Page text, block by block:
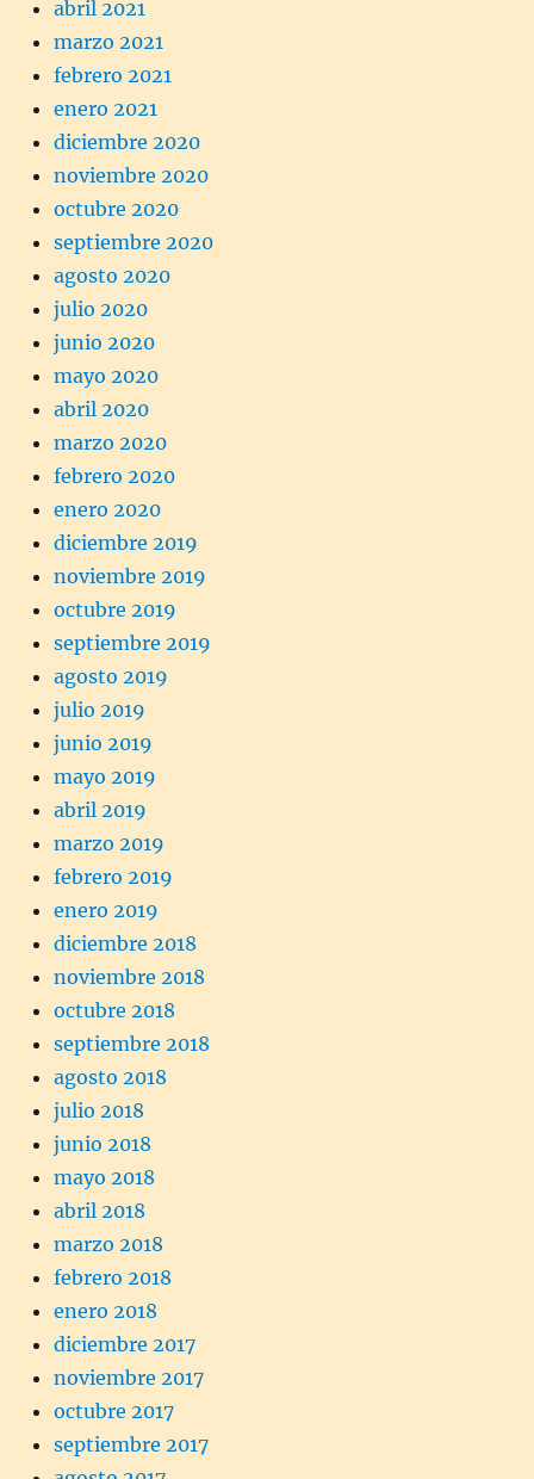
abril 2021
marzo 2021
febrero 2021
enero 2021
diciembre 2020
noviembre 2020
octubre 2020
septiembre 2020
agosto 2020
julio 2020
junio 2020
mayo 2020
abril 2020
marzo 2020
febrero 2020
enero 2020
diciembre 2019
noviembre 2019
octubre 2019
septiembre 2019
agosto 2019
julio 2019
junio 2019
mayo 2019
abril 2019
marzo 2019
febrero 2019
enero 2019
diciembre 2018
noviembre 2018
octubre 2018
septiembre 2018
agosto 2018
julio 2018
junio 2018
mayo 2018
abril 2018
marzo 2018
febrero 2018
enero 2018
diciembre 2017
noviembre 2017
octubre 2017
septiembre 2017